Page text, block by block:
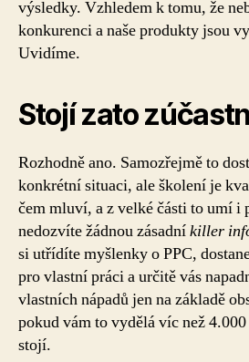
výsledky. Vzhledem k tomu, že
konkurenci a naše produkty jsou
Uvidíme.
Stojí zato
Rozhodně ano. Samozřejmě to
konkrétní situaci, ale školení je
čem mluví, a z velké části to umí i
nedozvíte žádnou zásadníkiller
si utřídíte myšlenky o PPC,
pro vlastní práci a určitě vás
vlastních nápadů jen na základě
pokud vám to vydělá víc než
stojí.